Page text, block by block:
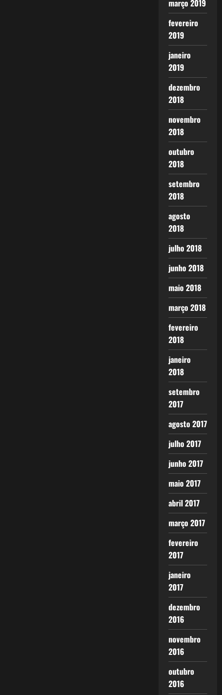
março 2019
fevereiro
2019
janeiro
2019
dezembro
2018
novembro
2018
outubro
2018
setembro
2018
agosto
2018
julho 2018
junho 2018
maio 2018
março 2018
fevereiro
2018
janeiro
2018
setembro
2017
agosto 2017
julho 2017
junho 2017
maio 2017
abril 2017
março 2017
fevereiro
2017
janeiro
2017
dezembro
2016
novembro
2016
outubro
2016